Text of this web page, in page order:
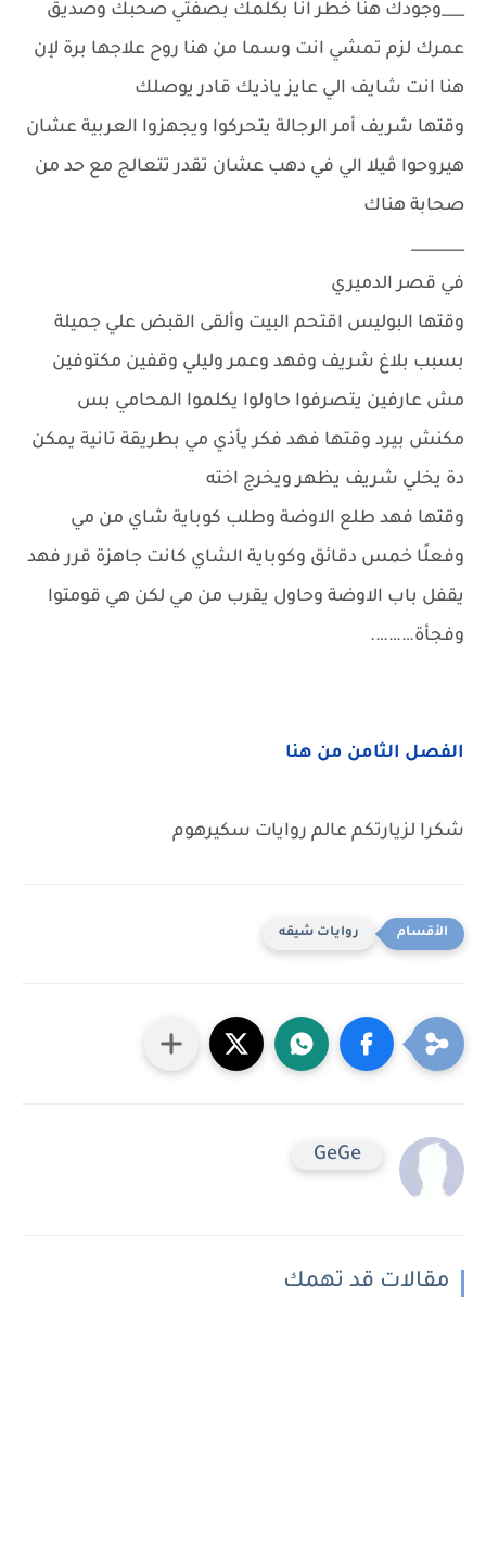
___وجودك هنا خطر انا بكلمك بصفتي صحبك وصديق
عمرك لزم تمشي انت وسما من هنا روح علاجها برة لإن
هنا انت شايف الي عايز ياذيك قادر يوصلك
وقتها شريف أمر الرجالة يتحركوا ويجهزوا العربية عشان
هيروحوا ڤيلا الي في دهب عشان تقدر تتعالج مع حد من
صحابة هناك
_______
في قصر الدميري
وقتها البوليس اقتحم البيت وألقى القبض علي جميلة
بسبب بلاغ شريف وفهد وعمر وليلي وقفين مكتوفين
مش عارفين يتصرفوا حاولوا يكلموا المحامي بس
مكنش بيرد وقتها فهد فكر يأذي مي بطريقة تانية يمكن
دة يخلي شريف يظهر ويخرج اخته
وقتها فهد طلع الاوضة وطلب كوباية شاي من مي
وفعلًا خمس دقائق وكوباية الشاي كانت جاهزة قرر فهد
يقفل باب الاوضة وحاول يقرب من مي لكن هي قومتوا
وفجأة……….
الفصل الثامن من هنا
شكرا لزيارتكم عالم روايات سكيرهوم
روايات شيقه
GeGe
مقالات قد تهمك